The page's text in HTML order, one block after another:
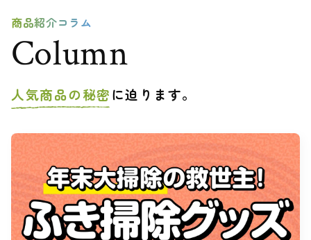
商品紹介コラム
Column
人気商品の秘密に迫ります。